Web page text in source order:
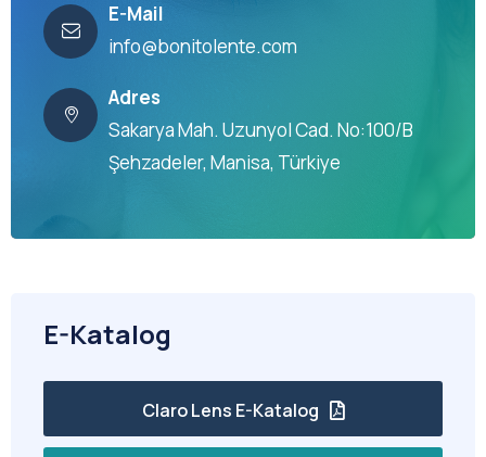
E-Mail
info@bonitolente.com
Adres
Sakarya Mah. Uzunyol Cad. No:100/B
Şehzadeler, Manisa, Türkiye
E-Katalog
Claro Lens E-Katalog